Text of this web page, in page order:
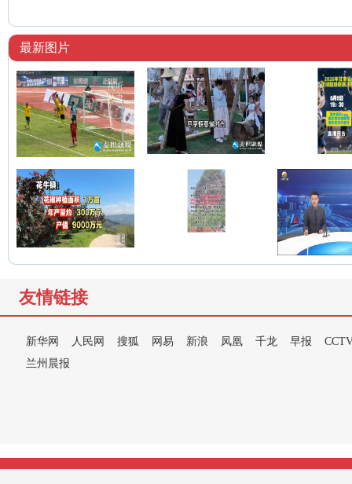
最新图片
友情链接
新华网 人民网 搜狐 网易 新浪 凤凰 千龙 早报
兰州晨报